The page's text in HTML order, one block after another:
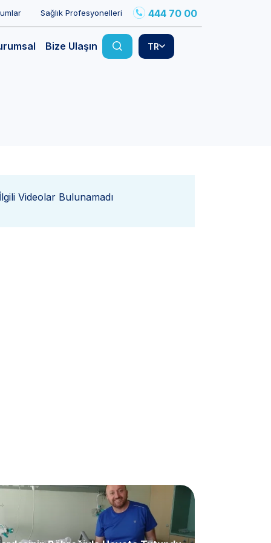
Sağlık Profesyonelleri 444 70 00
Bize Ulaşın TR
İlgili Videolar Bulunamadı